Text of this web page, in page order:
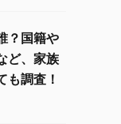
？国籍や
ど、家族
も調査！